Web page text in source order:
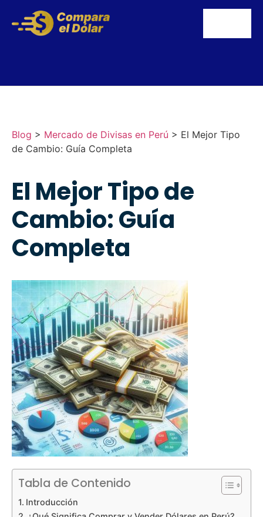
Blog > Mercado de Divisas en Perú > El Mejor Tipo
de Cambio: Guía Completa
El Mejor Tipo de
Cambio: Guía
Completa
Tabla de Contenido
Introducción